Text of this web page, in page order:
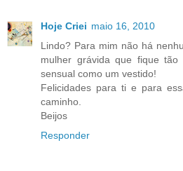
Hoje Criei maio 16, 2010
Lindo? Para mim não há
mulher grávida que fique
sensual como um vestido!
Felicidades para ti e para
caminho.
Beijos
Responder